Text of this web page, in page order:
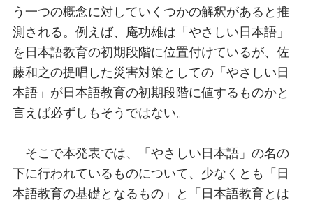
う一つの概念に対していくつかの解釈があると推
測される。例えば、庵功雄は「やさしい日本語」
を日本語教育の初期段階に位置付けているが、佐
藤和之の提唱した災害対策としての「やさしい日
本語」が日本語教育の初期段階に値するものかと
言えば必ずしもそうではない。
そこで本発表では、「やさしい日本語」の名の
下に行われているものについて、少なくとも「日
本語教育の基礎となるもの」と「日本語教育とは